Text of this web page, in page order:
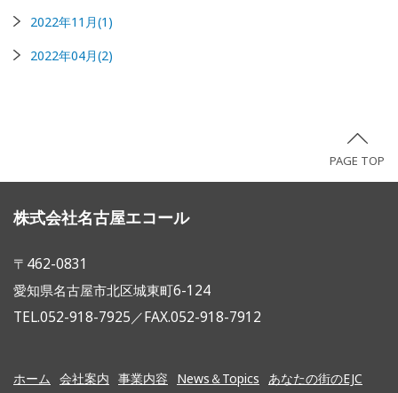
2022年11月(1)
2022年04月(2)
PAGE TOP
株式会社名古屋エコール
〒462-0831
愛知県名古屋市北区城東町6-124
TEL.052-918-7925／FAX.052-918-7912
ホーム 会社案内 事業内容 News＆Topics あなたの街のEJC